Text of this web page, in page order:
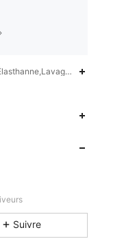
à la main, ne
Suivre